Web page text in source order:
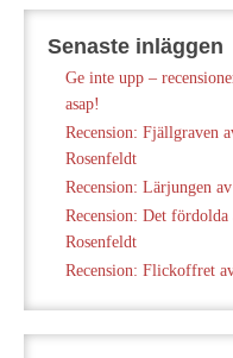
Senaste inläggen
Ge inte upp –
asap!
Recension: Fjällgraven
Rosenfeldt
Recension: Lärjungen
Recension: Det
Rosenfeldt
Recension: Flickoffret